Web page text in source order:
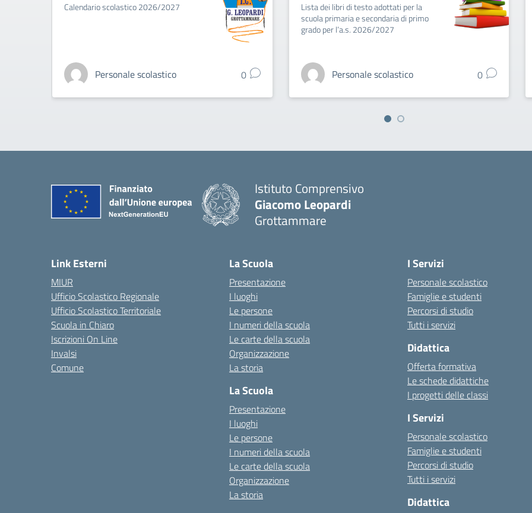
Calendario scolastico 2026/2027
Personale scolastico 0
Lista dei libri di testo adottati per la
scuola primaria e secondaria di primo
grado per l’a.s. 2026/2027
Personale scolastico 0
Istituto Comprensivo
Giacomo Leopardi
Grottammare
Link Esterni
MIUR
Ufficio Scolastico Regionale
Ufficio Scolastico Territoriale
Scuola in Chiaro
Iscrizioni On Line
Invalsi
Comune
La Scuola
Presentazione
I luoghi
Le persone
I numeri della scuola
Le carte della scuola
Organizzazione
La storia
La Scuola
Presentazione
I luoghi
Le persone
I numeri della scuola
Le carte della scuola
Organizzazione
La storia
I Servizi
Personale scolastico
Famiglie e studenti
Percorsi di studio
Tutti i servizi
Didattica
Offerta formativa
Le schede didattiche
I progetti delle classi
I Servizi
Personale scolastico
Famiglie e studenti
Percorsi di studio
Tutti i servizi
Didattica